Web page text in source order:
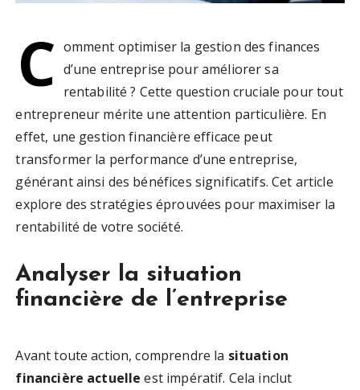
C omment optimiser la gestion des finances
d’une entreprise pour améliorer sa
rentabilité ? Cette question cruciale pour tout
entrepreneur mérite une attention particulière. En
effet, une gestion financière efficace peut
transformer la performance d’une entreprise,
générant ainsi des bénéfices significatifs. Cet article
explore des stratégies éprouvées pour maximiser la
rentabilité de votre société.
Analyser la situation
financière de l’entreprise
Avant toute action, comprendre la situation
financière actuelle est impératif. Cela inclut